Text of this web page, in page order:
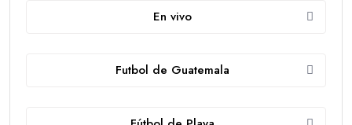
En vivo
Futbol de Guatemala